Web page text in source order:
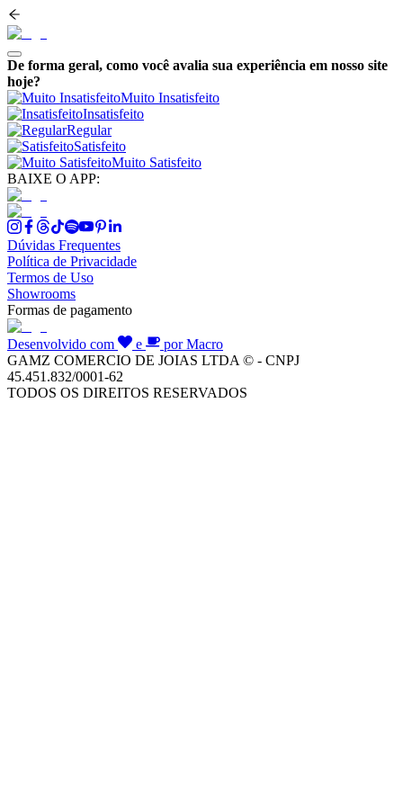
De forma geral, como você avalia sua experiência em nosso site
hoje?
Muito Insatisfeito
Insatisfeito
Regular
Satisfeito
Muito Satisfeito
BAIXE O APP:
Dúvidas Frequentes
Política de Privacidade
Termos de Uso
Showrooms
Formas de pagamento
Desenvolvido com e
por Macro
GAMZ COMERCIO DE JOIAS LTDA © - CNPJ
45.451.832/0001-62
TODOS OS DIREITOS RESERVADOS